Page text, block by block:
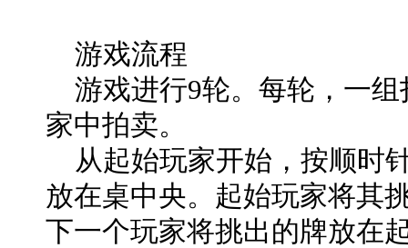
游戏流程
游戏进行9轮。每轮，一组
家中拍卖。
从起始玩家开始，按顺时
放在桌中央。起始玩家将其
下一个玩家将挑出的牌放在